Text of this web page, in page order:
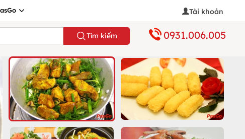
Tài khoản
Tìm kiếm 0931.006.005